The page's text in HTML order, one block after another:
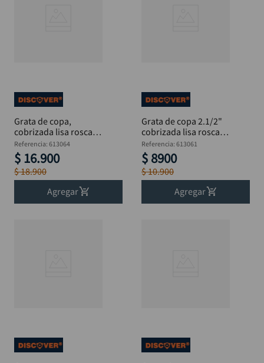
Grata de copa,
cobrizada lisa rosca
5/8 X 4"
Referencia: 613064
$ 16.900
$18.900
Agregar
Grata de copa 2.1/2"
cobrizada lisa rosca
5/8
Referencia: 613061
$ 8900
$10.900
Agregar